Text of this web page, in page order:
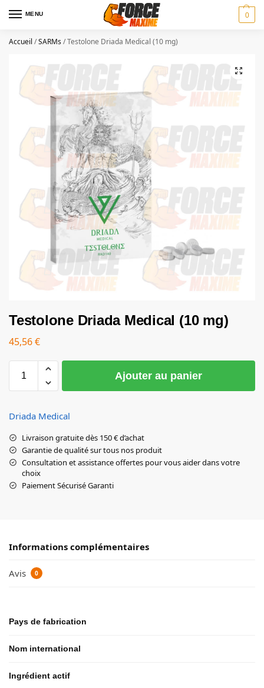
MENU 0
Accueil /SARMs/Testolone Driada Medical (10 mg)
Testolone Driada Medical (10 mg)
45,56€
Ajouter au panier
Driada Medical
Livraison gratuite dès 150 € d’achat
Garantie de qualité sur tous nos produit
Consultation et assistance offertes pour vous aider dans votre
choix
Paiement Sécurisé Garanti
Informations complémentaires
Avis 0
Pays de fabrication
Nom international
Ingrédient actif